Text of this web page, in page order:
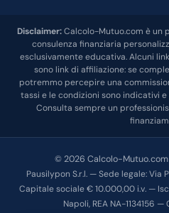
Disclaimer:Calcolo-Mutuo.com è un
consulenza finanziaria
esclusivamente educativa. Alcuni
sono link di affiliazione: se
potremmo percepire una
tassi e le condizioni sono indicativi
Consulta sempre un
© 2026 Calcolo-
Pausilypon S.r.l. — Sede legale: Via
Capitale sociale € 10.000,00 i.v. —
Napoli, REA NA-1134156 —